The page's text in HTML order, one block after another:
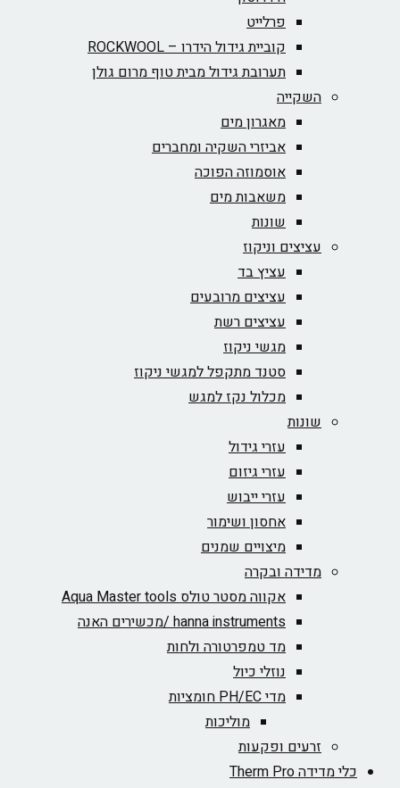
פרלייט
קוביית גידול הידרו – ROCKWOOL‏
תערובת גידול מבית טוף מרום גולן
השקייה
מאגרון מים
אביזרי השקיה ומחברים
אוסמוזה הפוכה
משאבות מים
שונות
עציצים וניקוז
עציץ בד
עציצים מרובעים
עציצים רשת
מגשי ניקוז
סטנד מתקפל למגשי ניקוז
מכלול נקז למגש
שונות
עזרי גידול
עזרי גיזום
עזרי ייבוש
אחסון ושימור
מיצויים שמנים
מדידה ובקרה
אקווה מסטר טולס Aqua Master tools
hanna instruments /מכשירים האנה
מד טמפרטורה ולחות
נוזלי כיול
מדי PH/EC חומציות
מוליכות
זרעים ופקעות
כלי מדידה Therm Pro